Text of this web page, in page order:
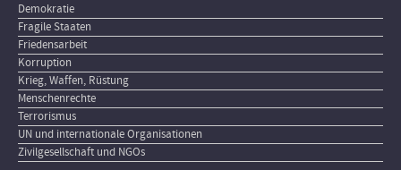
Demokratie
Fragile Staaten
Friedensarbeit
Korruption
Krieg, Waffen, Rüstung
Menschenrechte
Terrorismus
UN und internationale Organisationen
Zivilgesellschaft und NGOs